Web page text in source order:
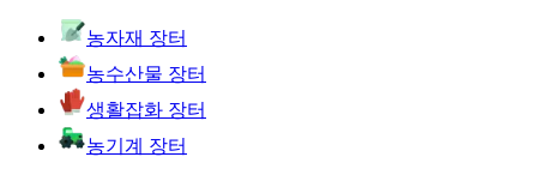
농자재 장터
농수산물 장터
생활잡화 장터
농기계 장터